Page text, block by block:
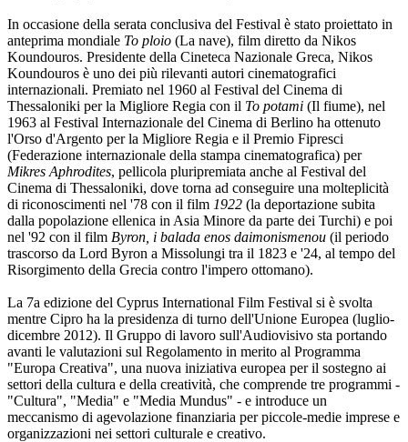
In occasione della serata conclusiva del Festival è stato proiettato in
anteprima mondiale To ploio (La nave), film diretto da Nikos
Koundouros. Presidente della Cineteca Nazionale Greca, Nikos
Koundouros è uno dei più rilevanti autori cinematografici
internazionali. Premiato nel 1960 al Festival del Cinema di
Thessaloniki per la Migliore Regia con il To potami (Il fiume), nel
1963 al Festival Internazionale del Cinema di Berlino ha ottenuto
l'Orso d'Argento per la Migliore Regia e il Premio Fipresci
(Federazione internazionale della stampa cinematografica) per
Mikres Aphrodites, pellicola pluripremiata anche al Festival del
Cinema di Thessaloniki, dove torna ad conseguire una molteplicità
di riconoscimenti nel '78 con il film 1922 (la deportazione subita
dalla popolazione ellenica in Asia Minore da parte dei Turchi) e poi
nel '92 con il film Byron, i balada enos daimonismenou (il periodo
trascorso da Lord Byron a Missolungi tra il 1823 e '24, al tempo del
Risorgimento della Grecia contro l'impero ottomano).
La 7a edizione del Cyprus International Film Festival si è svolta
mentre Cipro ha la presidenza di turno dell'Unione Europea (luglio-
dicembre 2012). Il Gruppo di lavoro sull'Audiovisivo sta portando
avanti le valutazioni sul Regolamento in merito al Programma
"Europa Creativa", una nuova iniziativa europea per il sostegno ai
settori della cultura e della creatività, che comprende tre programmi -
"Cultura", "Media" e "Media Mundus" - e introduce un
meccanismo di agevolazione finanziaria per piccole-medie imprese e
organizzazioni nei settori culturale e creativo.